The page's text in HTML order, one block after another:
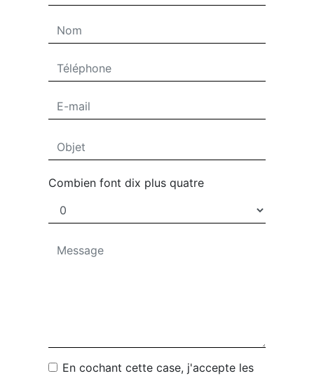
Combien font dix plus quatre
En cochant cette case, j'accepte les